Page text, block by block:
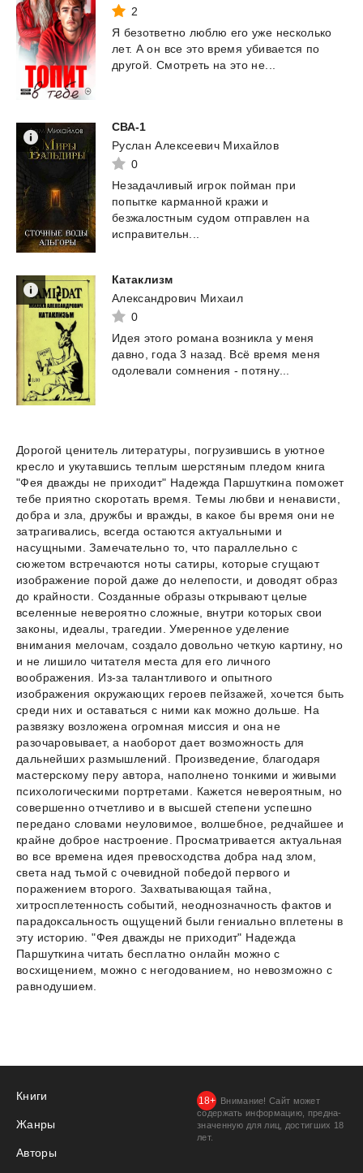
2
Я безответно люблю его уже несколько
лет. А он все это время убивается по
другой.
Смотреть на это не...
СВА-1
Руслан Алексеевич Михайлов
0
Незадачливый игрок пойман при
попытке карманной кражи и
безжалостным судом отправлен на
исправительн...
Катаклизм
Александрович Михаил
0
Идея этого романа возникла у меня
давно,
года 3 назад. Всё время меня
одолевали сомнения - потяну...
Дорогой ценитель литературы, погрузившись в уютное
кресло и укутавшись теплым шерстяным пледом книга
"Фея дважды не приходит" Надежда Паршуткина поможет
тебе приятно скоротать время. Темы любви и ненависти,
добра и зла, дружбы и вражды, в какое бы время они не
затрагивались, всегда остаются актуальными и
насущными. Замечательно то, что параллельно с
сюжетом встречаются ноты сатиры, которые сгущают
изображение порой даже до нелепости, и доводят образ
до крайности. Созданные образы открывают целые
вселенные невероятно сложные, внутри которых свои
законы, идеалы, трагедии. Умеренное уделение
внимания мелочам, создало довольно четкую картину, но
и не лишило читателя места для его личного
воображения. Из-за талантливого и опытного
изображения окружающих героев пейзажей, хочется быть
среди них и оставаться с ними как можно дольше. На
развязку возложена огромная миссия и она не
разочаровывает, а наоборот дает возможность для
дальнейших размышлений. Произведение, благодаря
мастерскому перу автора, наполнено тонкими и живыми
психологическими портретами. Кажется невероятным, но
совершенно отчетливо и в высшей степени успешно
передано словами неуловимое, волшебное, редчайшее и
крайне доброе настроение. Просматривается актуальная
во все времена идея превосходства добра над злом,
света над тьмой с очевидной победой первого и
поражением второго. Захватывающая тайна,
хитросплетенность событий, неоднозначность фактов и
парадоксальность ощущений были гениально вплетены в
эту историю. "Фея дважды не приходит" Надежда
Паршуткина читать бесплатно онлайн можно с
восхищением, можно с негодованием, но невозможно с
равнодушием.
Книги
Жанры
Авторы
Внимание! Сайт может
содержать информацию, предна­
значенную для лиц, дости­гших 18
лет.